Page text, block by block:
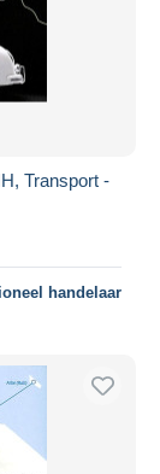
Transport -
handelaar